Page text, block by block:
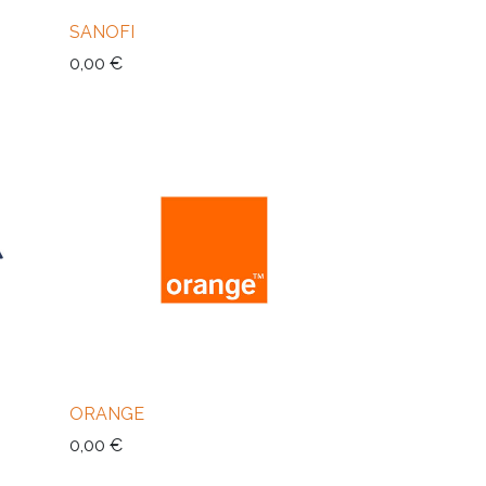
SANOFI
0,00 €
ORANGE
0,00 €